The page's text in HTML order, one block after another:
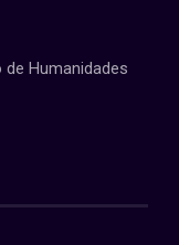
Humanidades